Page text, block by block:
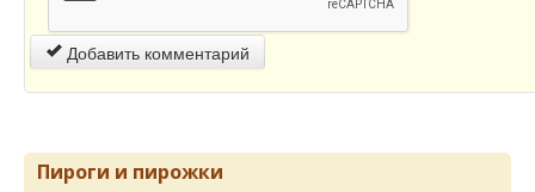
Добавить комментарий
Пироги и пирожки